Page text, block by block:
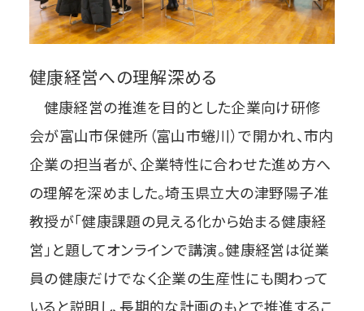
健康経営への理解深める
健康経営の推進を目的とした企業向け研修
会が富山市保健所（富山市蜷川）で開かれ、市内
企業の担当者が、企業特性に合わせた進め方へ
の理解を深めました。埼玉県立大の津野陽子准
教授が「健康課題の見える化から始まる健康経
営」と題してオンラインで講演。健康経営は従業
員の健康だけでなく企業の生産性にも関わって
いると説明し、長期的な計画のもとで推進するこ